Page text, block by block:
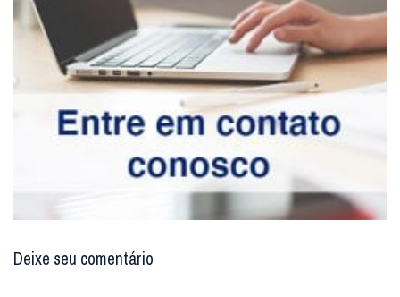
Deixe seu comentário